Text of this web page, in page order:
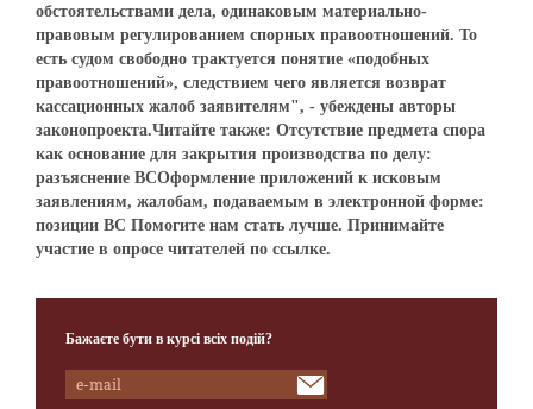
обстоятельствами дела, одинаковым материально-
правовым регулированием спорных правоотношений. То
есть судом свободно трактуется понятие «подобных
правоотношений», следствием чего является возврат
кассационных жалоб заявителям", - убеждены авторы
законопроекта.Читайте также: Отсутствие предмета спора
как основание для закрытия производства по делу:
разъяснение ВСОформление приложений к исковым
заявлениям, жалобам, подаваемым в электронной форме:
позиции ВС Помогите нам стать лучше. Принимайте
участие в опросе читателей по ссылке.
Бажаєте бути в курсі всіх подій?